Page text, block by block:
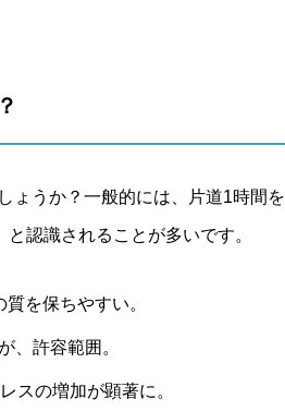
ょうか？一般的には、片道1時間を
認識されることが多いです。
を保ちやすい。
、許容範囲。
スの増加が顕著に。